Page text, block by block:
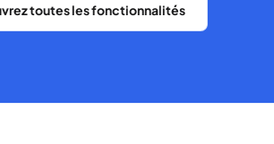
toutes les fonctionnalités